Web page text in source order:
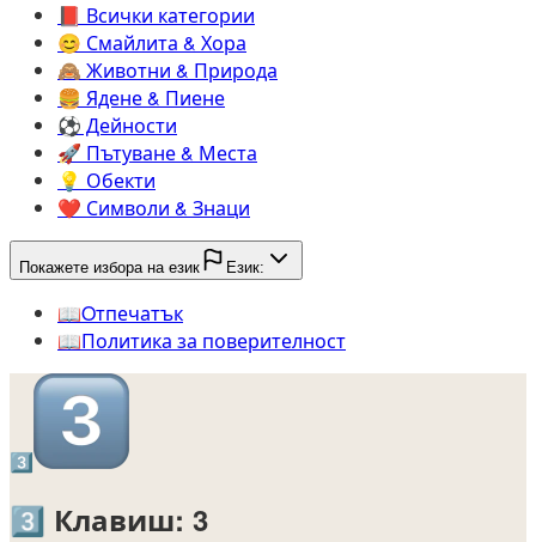
📕️ Всички категории
😊️ Смайлита & Хора
🙈️ Животни & Природа
🍔️ Ядене & Пиене
⚽️ Дейности
🚀️ Пътуване & Места
💡️ Обекти
❤️ Символи & Знаци
Покажете избора на език Език:
📖️Oтпечатък
📖️Политика за поверителност
3️⃣
3️⃣ Клавиш: 3